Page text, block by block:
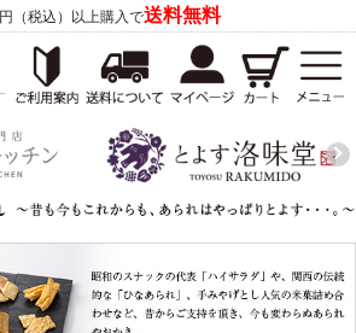
円（税込）以上購入で送料無料